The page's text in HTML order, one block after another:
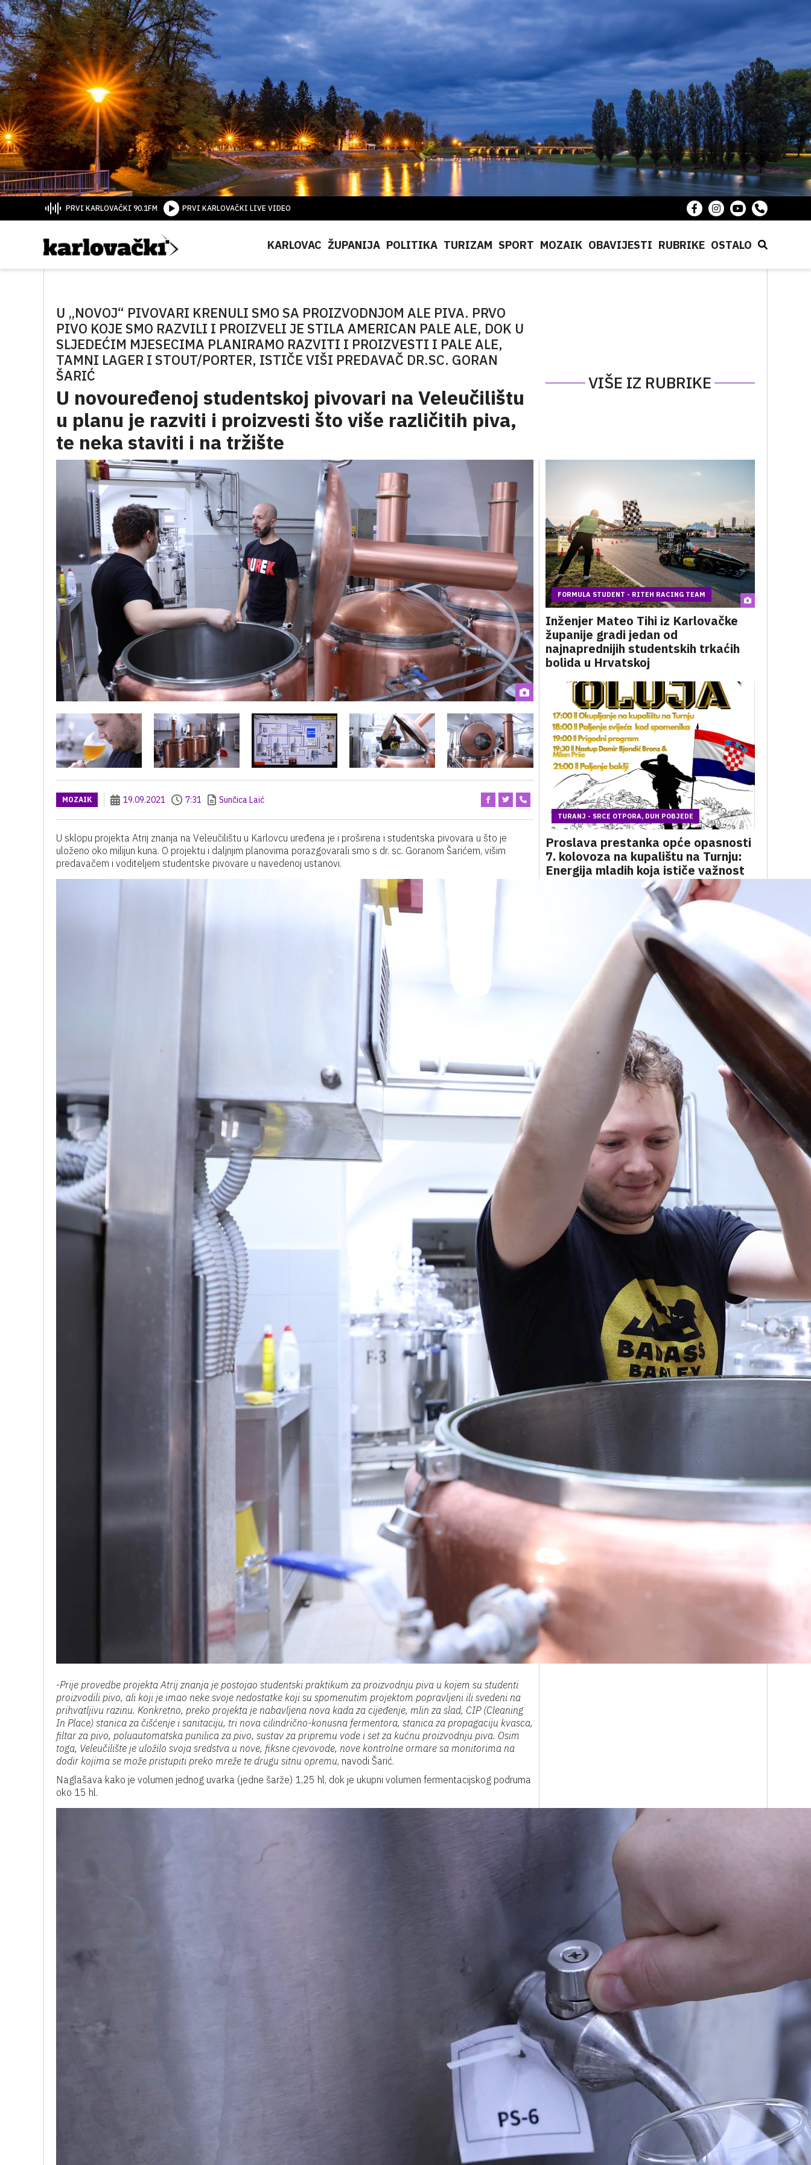
PRVI KARLOVAČKI 90.1FM PRVI KARLOVAČKI LIVE VIDEO
KARLOVAC ŽUPANIJA POLITIKA TURIZAM SPORT MOZAIK OBAVIJESTI RUBRIKE OSTALO
U „NOVOJ“ PIVOVARI KRENULI SMO SA PROIZVODNJOM ALE PIVA. PRVO
PIVO KOJE SMO RAZVILI I PROIZVELI JE STILA AMERICAN PALE ALE, DOK U
SLJEDEĆIM MJESECIMA PLANIRAMO RAZVITI I PROIZVESTI I PALE ALE,
TAMNI LAGER I STOUT/PORTER, ISTIČE VIŠI PREDAVAČ DR.SC. GORAN
ŠARIĆ
U novouređenoj studentskoj pivovari na Veleučilištu
u planu je razviti i proizvesti što više različitih piva,
te neka staviti i na tržište
VIŠE IZ RUBRIKE
MOZAIK 19.09.2021 7:31 Sunčica Laić
U sklopu projekta Atrij znanja na Veleučilištu u Karlovcu uređena je i proširena i studentska pivovara u što je
uloženo oko milijun kuna. O projektu i daljnjim planovima porazgovarali smo s dr. sc. Goranom Šarićem, višim
predavačem i voditeljem studentske pivovare u navedenoj ustanovi.
-Prije provedbe projekta Atrij znanja je postojao studentski praktikum za proizvodnju piva u kojem su studenti
proizvodili pivo, ali koji je imao neke svoje nedostatke koji su spomenutim projektom popravljeni ili svedeni na
prihvatljivu razinu. Konkretno, preko projekta je nabavljena nova kada za cijeđenje, mlin za slad, CIP (Cleaning
In Place) stanica za čišćenje i sanitaciju, tri nova cilindrično-konusna fermentora, stanica za propagaciju kvasca,
filtar za pivo, poluautomatska punilica za pivo, sustav za pripremu vode i set za kućnu proizvodnju piva. Osim
toga, Veleučilište je uložilo svoja sredstva u nove, fiksne cjevovode, nove kontrolne ormare sa monitorima na
dodir kojima se može pristupiti preko mreže te drugu sitnu opremu, navodi Šarić.
Naglašava kako je volumen jednog uvarka (jedne šarže) 1,25 hl, dok je ukupni volumen fermentacijskog podruma
oko 15 hl.
FORMULA STUDENT - RITEH RACING TEAM
Inženjer Mateo Tihi iz Karlovačke
županije gradi jedan od
najnaprednijih studentskih trkaćih
bolida u Hrvatskoj
TURANJ - SRCE OTPORA, DUH POBJEDE
Proslava prestanka opće opasnosti
7. kolovoza na kupalištu na Turnju:
Energija mladih koja ističe važnost
zajedništva
SVJEDOČANSTVO KARLOVAČKOG BRANITELJA
Pobjeda svih pobjeda: Ratni put i
čudesan oporavak Siniše